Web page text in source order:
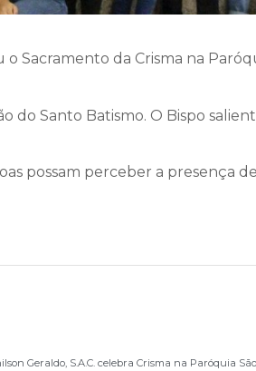
Sacramento da Crisma na
do Santo Batismo. O Bispo
possam perceber a presença
Geraldo, S.A.C. celebra Crisma na Paróquia